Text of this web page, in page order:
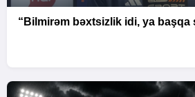
“Bilmirəm bəxtsizlik idi, ya başqa